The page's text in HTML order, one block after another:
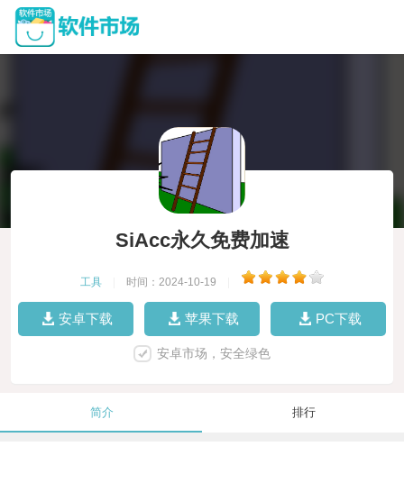
SiAcc永久免费加速
工具 时间：2024-10-19
安卓下载 苹果下载 PC下载
安卓市场，安全绿色
简介 排行